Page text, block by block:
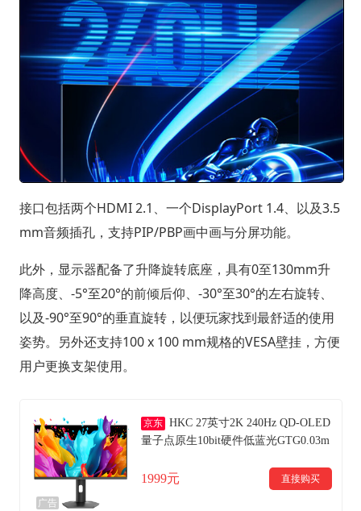
接口包括两个HDMI 2.1、一个DisplayPort 1.4、以及3.5
mm音频插孔，支持PIP/PBP画中画与分屏功能。
此外，显示器配备了升降旋转底座，具有0至130mm升
降高度、-5°至20°的前倾后仰、-30°至30°的左右旋转、
以及-90°至90°的垂直旋转，以便玩家找到最舒适的使用
姿势。另外还支持100 x 100 mm规格的VESA壁挂，方便
用户更换支架使用。
广告
京东 HKC 27英寸2K 240Hz QD-OLED
量子点原生10bit硬件低蓝光GTG0.03m
KS
1999元 直接购买